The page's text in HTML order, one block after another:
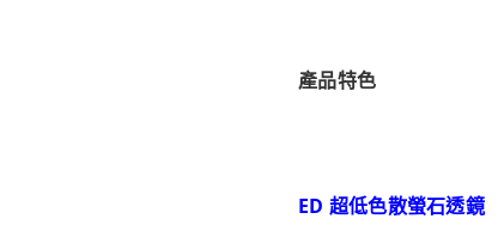
產品特色
ED 超低色散螢石透鏡